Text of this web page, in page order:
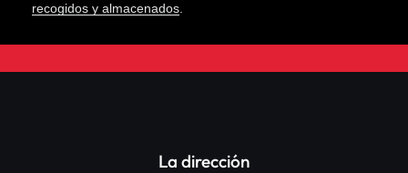
recogidos y almacenados
La dirección